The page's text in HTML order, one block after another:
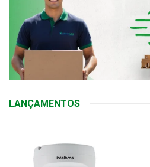
LANÇAMENTOS